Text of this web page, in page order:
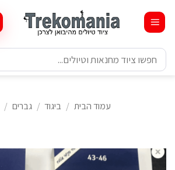
content
חיפוש
עבור:
עמוד הבית / ביגוד / גברים /